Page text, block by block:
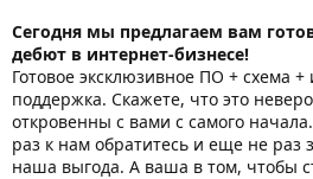
Сегодня мы предлагаем вам
дебют в интернет-бизнесе!
Готовое эксклюзивное ПО + схема
поддержка. Скажете, что это
откровенны с вами с самого
раз к нам обратитесь и еще не раз
наша выгода. А ваша в том, чтобы